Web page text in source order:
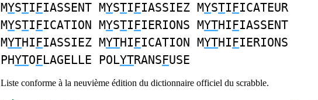
MYSTIFIASSENT MYSTIFIASSIEZ MYSTIFICATEUR
MYSTIFICATION MYSTIFIERIONS MYTHIFIASSENT
MYTHIFIASSIEZ MYTHIFICATION MYTHIFIERIONS
PHYTOFLAGELLE POLYTRANSFUSE
Liste conforme à la neuvième édition du dictionnaire officiel du scrabble.